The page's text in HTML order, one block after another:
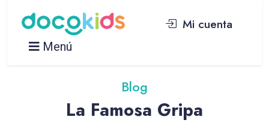
Mi cuenta
Menú
Blog
La Famosa Gripa